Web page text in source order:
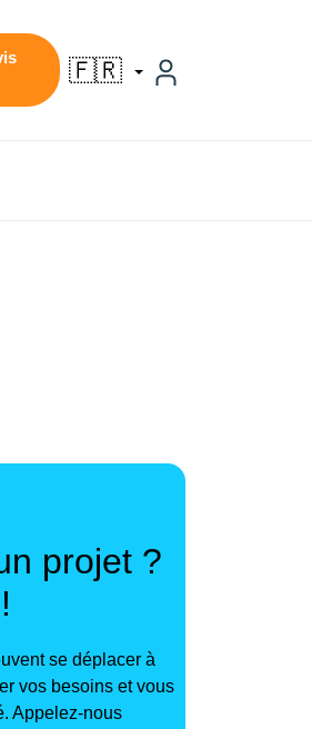
🇫🇷
projet ?
se déplacer à
vos besoins et vous
Appelez-nous